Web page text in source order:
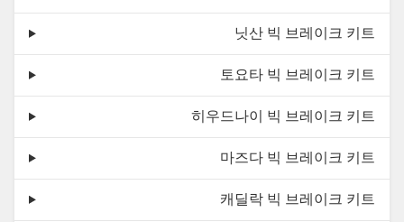
닛산 빅 브레이크 키트
토요타 빅 브레이크 키트
히우드나이 빅 브레이크 키트
마즈다 빅 브레이크 키트
캐딜락 빅 브레이크 키트